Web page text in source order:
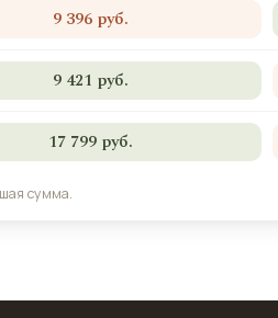
9 396 руб.
9 421 руб.
17 799 руб.
сумма.